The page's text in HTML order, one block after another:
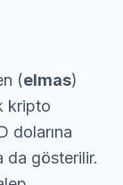
(elmas)
kripto
dolarına
da gösterilir.